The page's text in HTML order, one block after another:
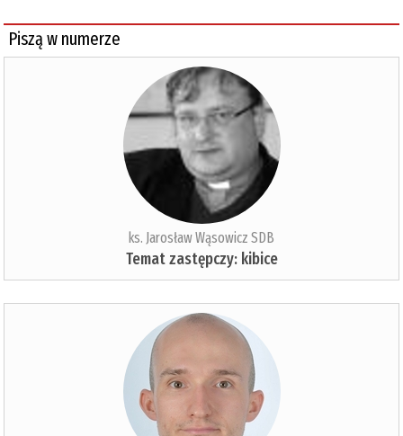
Piszą w numerze
ks. Jarosław Wąsowicz SDB
Temat zastępczy: kibice